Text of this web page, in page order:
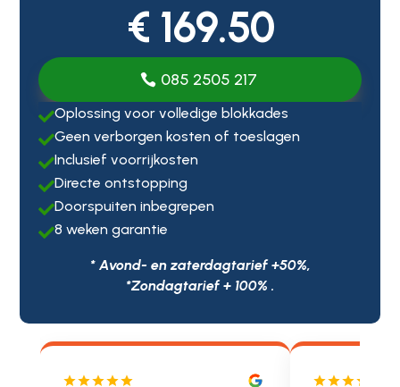
€ 169.50
085 2505 217
Oplossing voor volledige blokkades
Geen verborgen kosten of toeslagen
Inclusief voorrijkosten
Directe ontstopping
Doorspuiten inbegrepen
8 weken garantie
* Avond- en zaterdagtarief +50%,
*Zondagtarief + 100% .